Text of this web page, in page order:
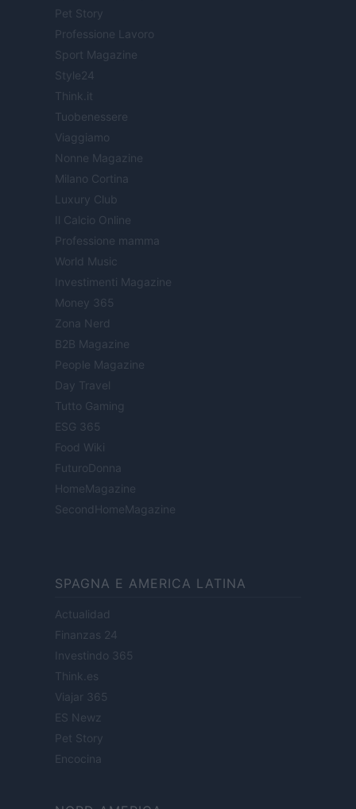
Pet Story
Professione Lavoro
Sport Magazine
Style24
Think.it
Tuobenessere
Viaggiamo
Nonne Magazine
Milano Cortina
Luxury Club
Il Calcio Online
Professione mamma
World Music
Investimenti Magazine
Money 365
Zona Nerd
B2B Magazine
People Magazine
Day Travel
Tutto Gaming
ESG 365
Food Wiki
FuturoDonna
HomeMagazine
SecondHomeMagazine
SPAGNA E AMERICA LATINA
Actualidad
Finanzas 24
Investindo 365
Think.es
Viajar 365
ES Newz
Pet Story
Encocina